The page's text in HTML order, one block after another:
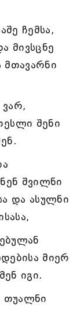
ჩემსა,
მივსცნე
ვარ,
შენი
შვილნი
და ასულნი
მიერ
იგი.
თუალნი